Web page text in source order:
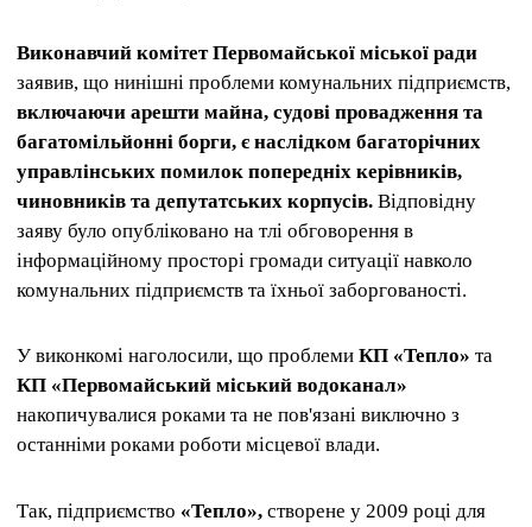
Виконавчий комітет Первомайської міської ради
заявив, що нинішні проблеми комунальних підприємств,
включаючи арешти майна, судові провадження та
багатомільйонні борги, є наслідком багаторічних
управлінських помилок попередніх керівників,
чиновників та депутатських корпусів. Відповідну
заяву було опубліковано на тлі обговорення в
інформаційному просторі громади ситуації навколо
комунальних підприємств та їхньої заборгованості.
У виконкомі наголосили, що проблеми КП «Тепло» та
КП «Первомайський міський водоканал»
накопичувалися роками та не пов'язані виключно з
останніми роками роботи місцевої влади.
Так, підприємство «Тепло», створене у 2009 році для